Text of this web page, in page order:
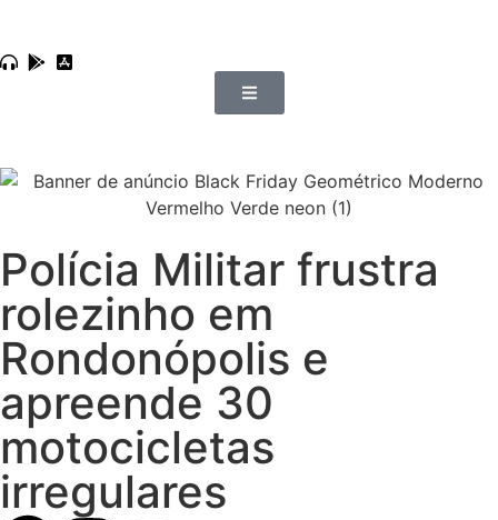
Polícia Militar frustra
rolezinho em
Rondonópolis e
apreende 30
motocicletas
irregulares